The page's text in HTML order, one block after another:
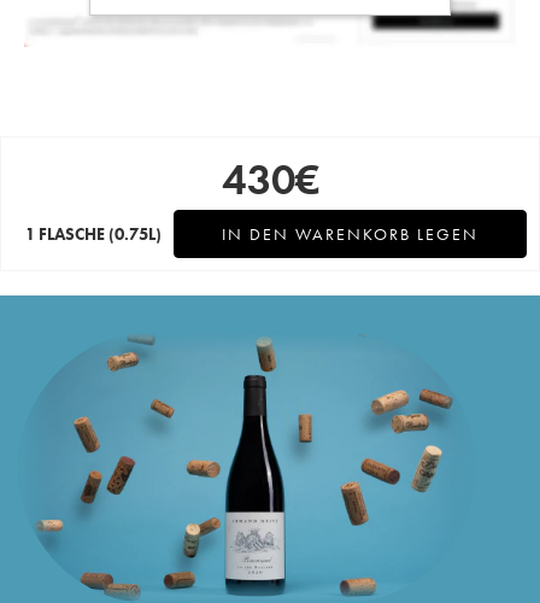
430€
1 FLASCHE (0.75L) IN DEN WARENKORB LEGEN